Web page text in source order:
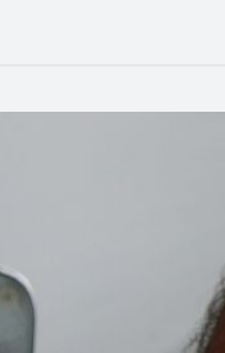
se espera estabilización
acuerdo de paz